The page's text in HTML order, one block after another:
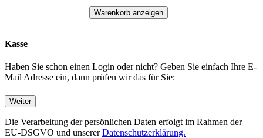
Warenkorb anzeigen
Kasse
Haben Sie schon einen Login oder nicht? Geben Sie einfach Ihre E-
Mail Adresse ein, dann prüfen wir das für Sie:
Weiter
Die Verarbeitung der persönlichen Daten erfolgt im Rahmen der
EU-DSGVO und unsererDatenschutzerklärung.